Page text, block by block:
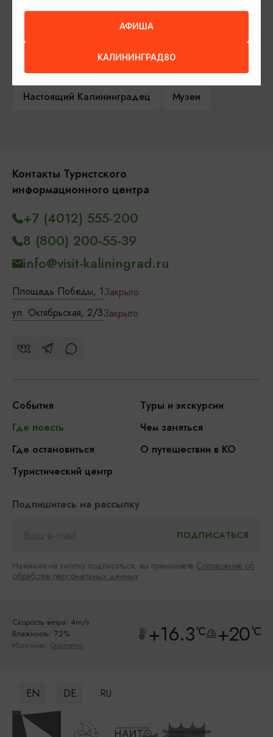
Достопримечательности
Карты и маршруты
Рестораны
Компас Балтийской кухни
Настоящий Калининградец
Музеи
Контакты Туристского
информационного центра
Площадь Победы, 1Закрыто
ул. Октябрьская, 2/3Закрыто
+7 (4012) 555-200
8 (800) 200-55-39
info@visit-kaliningrad.ru
События
Туры и экскурсии
Где поесть
Чем заняться
Где остановиться
О путешествии в КО
Туристический центр
Подпишитесь на рассылку
Нажимая на кнопку подписаться, вы принимаете Соглашение об
обработке персональных данных
Скорость ветра: 4m/s
Влажность: 72%
Источник: Gismeteo +16.3°C +20°C
EN DE RU
АФИША
КАЛИНИНГРАД80